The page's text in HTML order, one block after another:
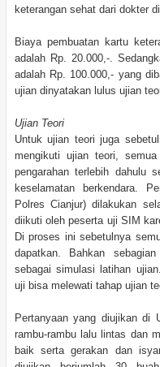
keterangan sehat dari dokter
Biaya pembuatan kartu
adalah Rp. 20.000,-.
adalah Rp. 100.000,- yang
ujian dinyatakan lulus ujian
Ujian Teori
Untuk ujian teori juga
mengikuti ujian teori,
pengarahan terlebih dahulu
keselamatan berkendara.
Polres Cianjur) dilakukan
diikuti oleh peserta uji SIM
Di proses ini sebetulnya
dapatkan. Bahkan
sebagai simulasi latihan
uji bisa melewati tahap ujian
Pertanyaan yang diujikan di
rambu-rambu lalu lintas dan
baik serta gerakan dan